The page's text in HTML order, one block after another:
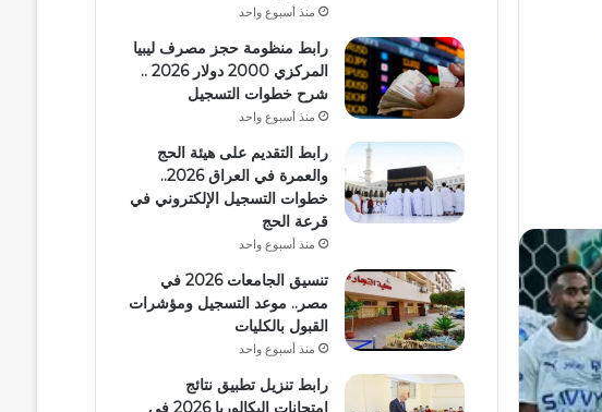
منذ أسبوع واحد
رابط منظومة حجز مصرف ليبيا
المركزي 2000 دولار 2026 ..
شرح خطوات التسجيل
منذ أسبوع واحد
رابط التقديم على هيئة الحج
والعمرة في العراق 2026..
خطوات التسجيل الإلكتروني في
قرعة الحج
منذ أسبوع واحد
تنسيق الجامعات 2026 في
مصر.. موعد التسجيل ومؤشرات
القبول بالكليات
منذ أسبوع واحد
رابط تنزيل تطبيق نتائج
امتحانات البكالوريا 2026 في